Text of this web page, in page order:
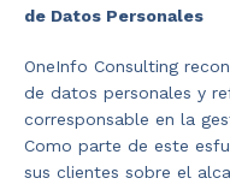
de Datos Personales
OneInfo Consulting
de datos personales y
corresponsable en la
Como parte de este
sus clientes sobre el